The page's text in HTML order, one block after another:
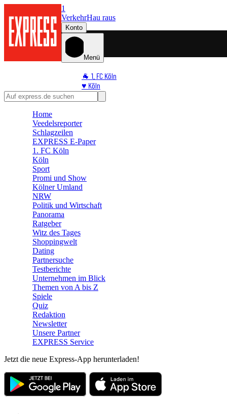
1
VerkehrHau raus
Konto
Menü
🐐 1. FC Köln
♥️ Köln
⭐ Promi
🛒 Shoppingwelt
Home
Veedelsreporter
Schlagzeilen
EXPRESS E-Paper
1. FC Köln
Köln
Sport
Promi und Show
Kölner Umland
NRW
Politik und Wirtschaft
Panorama
Ratgeber
Witz des Tages
Shoppingwelt
Dating
Partnersuche
Testberichte
Unternehmen im Blick
Themen von A bis Z
Spiele
Quiz
Redaktion
Newsletter
Unsere Partner
EXPRESS Service
Jetzt die neue Express-App herunterladen!